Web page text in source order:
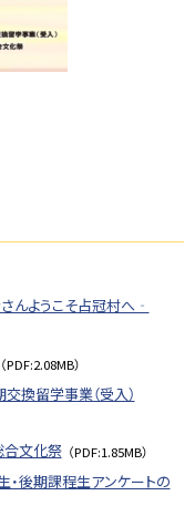
んようこそ占冠村へ‐
（PDF:2.08MB）
換留学事業（受入）
合文化祭 （PDF:1.85MB）
後期課程生アンケートの